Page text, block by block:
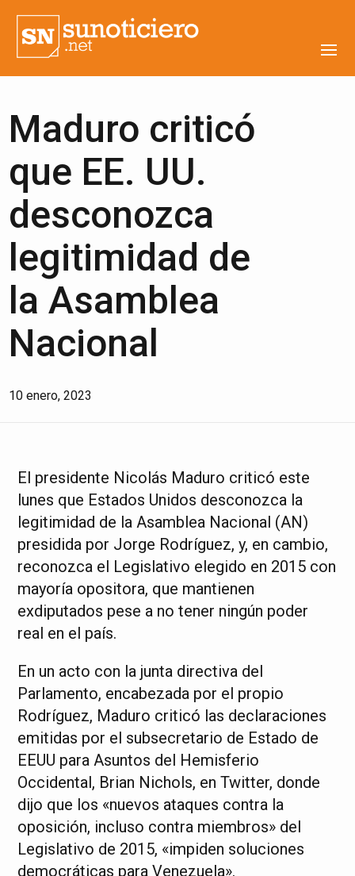
Maduro criticó
que EE. UU.
desconozca
legitimidad de
la Asamblea
Nacional
10 enero, 2023
El presidente Nicolás Maduro criticó este
lunes que Estados Unidos desconozca la
legitimidad de la Asamblea Nacional (AN)
presidida por Jorge Rodríguez, y, en cambio,
reconozca el Legislativo elegido en 2015 con
mayoría opositora, que mantienen
exdiputados pese a no tener ningún poder
real en el país.
En un acto con la junta directiva del
Parlamento, encabezada por el propio
Rodríguez, Maduro criticó las declaraciones
emitidas por el subsecretario de Estado de
EEUU para Asuntos del Hemisferio
Occidental, Brian Nichols, en Twitter, donde
dijo que los «nuevos ataques contra la
oposición, incluso contra miembros» del
Legislativo de 2015, «impiden soluciones
democráticas para Venezuela».